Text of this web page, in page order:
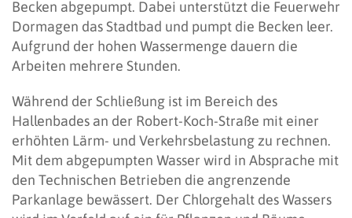
Becken abgepumpt. Dabei unterstützt die Feuerwehr
Dormagen das Stadtbad und pumpt die Becken leer.
Aufgrund der hohen Wassermenge dauern die
Arbeiten mehrere Stunden.
Während der Schließung ist im Bereich des
Hallenbades an der Robert-Koch-Straße mit einer
erhöhten Lärm- und Verkehrsbelastung zu rechnen.
Mit dem abgepumpten Wasser wird in Absprache mit
den Technischen Betrieben die angrenzende
Parkanlage bewässert. Der Chlorgehalt des Wassers